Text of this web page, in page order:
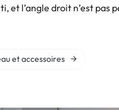
et l’angle droit n’est pas
et accessoires